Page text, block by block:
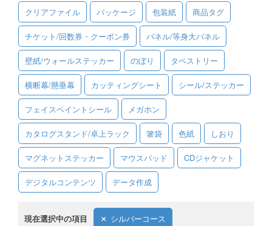
キャンセルについて
FAQ（よくあるご質問）
資料をダウンロード
ご利用規約
お見積り・お問合せ
クリアファイル パッケージ 包装紙 商品タグ
チケット/回数券・クーポン券 パネル/等身大パネル
壁紙/ウォールステッカー のぼり タペストリー
横断幕/懸垂幕 カッティングシート シール/ステッカー
フェイスペイントシール メガホン
カタログスタンド/卓上ラック 箸袋 色紙 しおり
マグネットステッカー マウスパッド CDジャケット
デジタルコンテンツ データ作成
現在選択中の項目 シルバーコース